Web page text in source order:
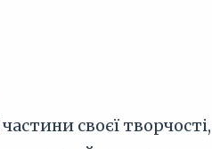
своєї